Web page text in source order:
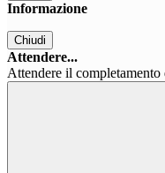
Informazione
Chiudi
Attendere...
Attendere il completamento